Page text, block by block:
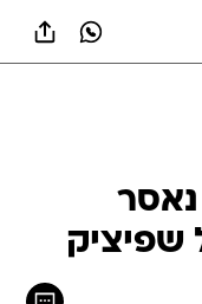
נאסר
שפיציק